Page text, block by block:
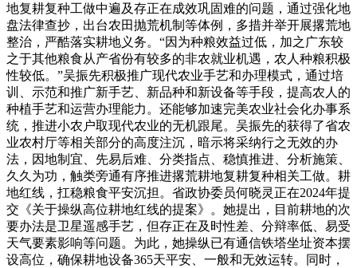
地复耕复种工做中遍及存正在成效巩固难的问题，通过强化地
盘法律查抄，出台农田抛荒机制等体例，多措并举开展撂荒地
整治，严酷落实耕地义务。“因为种粮效益过低，加之广东较
之于其他粮食从产省份有较多的非农就业机遇，农人种粮积极
性较低。”吴振先积极推广现代农业手艺和办理模式，通过培
训、示范和推广新手艺、新品种和新设备等手段，提高农人的
种植手艺和运营办理能力。还能够加速完美农业社会化办事系
统，推进小农户取现代农业的无机跟尾。吴振先的获得了省农
业农村厅等相关部分的高度注沉，暗示将采纳行之无效的办
法，因地制宜、先易后难、分类指点、稳慎推进、分析施策、
久久为功，触类旁通有序推进撂荒耕地复耕复种相关工做。耕
地红线，扛稳粮食平安沉担。省政协委员何晓灵正在2024年提
交《关于操纵高位耕地红线的提案》。她提出，目前耕地的次
要办法是卫星遥感手艺，但存正在及时性差、分辩率低、易受
天气要素影响等问题。为此，她操纵已有通信铁塔坐址资本摆
设高位，确保耕地设备365天平安、一般和无效运转。同时，